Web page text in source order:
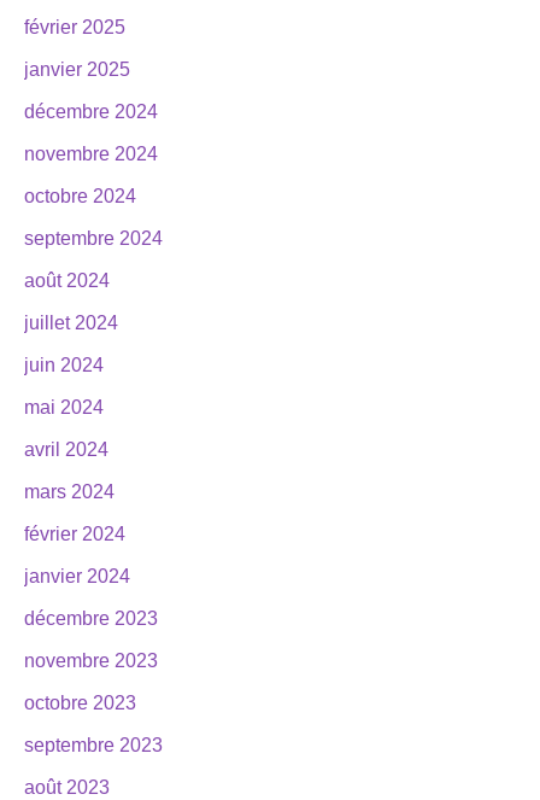
février 2025
janvier 2025
décembre 2024
novembre 2024
octobre 2024
septembre 2024
août 2024
juillet 2024
juin 2024
mai 2024
avril 2024
mars 2024
février 2024
janvier 2024
décembre 2023
novembre 2023
octobre 2023
septembre 2023
août 2023